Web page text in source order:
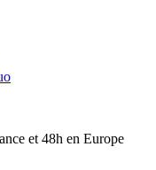
et 48h en Europe